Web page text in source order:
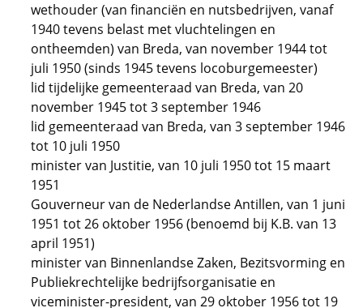
wethouder (van financiën en nutsbedrijven, vanaf
1940 tevens belast met vluchtelingen en
ontheemden) van Breda, van november 1944 tot
juli 1950 (sinds 1945 tevens locoburgemeester)
lid tijdelijke gemeenteraad van Breda, van 20
november 1945 tot 3 september 1946
lid gemeenteraad van Breda, van 3 september 1946
tot 10 juli 1950
minister van Justitie, van 10 juli 1950 tot 15 maart
1951
Gouverneur van de Nederlandse Antillen, van 1 juni
1951 tot 26 oktober 1956 (benoemd bij K.B. van 13
april 1951)
minister van Binnenlandse Zaken, Bezitsvorming en
Publiekrechtelijke bedrijfsorganisatie en
viceminister-president, van 29 oktober 1956 tot 19